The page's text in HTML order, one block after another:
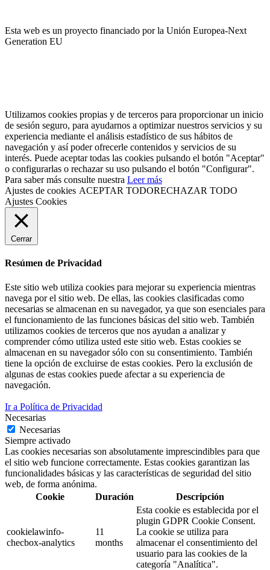
Esta web es un proyecto financiado por la Unión Europea-Next
Generation EU
Utilizamos cookies propias y de terceros para proporcionar un inicio
de sesión seguro, para ayudarnos a optimizar nuestros servicios y su
experiencia mediante el análisis estadístico de sus hábitos de
navegación y así poder ofrecerle contenidos y servicios de su
interés. Puede aceptar todas las cookies pulsando el botón "Aceptar"
o configurarlas o rechazar su uso pulsando el botón "Configurar".
Para saber más consulte nuestra Leer más
Ajustes de cookies ACEPTAR TODORECHAZAR TODO
Ajustes Cookies
Cerrar
Resúmen de Privacidad
Este sitio web utiliza cookies para mejorar su experiencia mientras
navega por el sitio web. De ellas, las cookies clasificadas como
necesarias se almacenan en su navegador, ya que son esenciales para
el funcionamiento de las funciones básicas del sitio web. También
utilizamos cookies de terceros que nos ayudan a analizar y
comprender cómo utiliza usted este sitio web. Estas cookies se
almacenan en su navegador sólo con su consentimiento. También
tiene la opción de excluirse de estas cookies. Pero la exclusión de
algunas de estas cookies puede afectar a su experiencia de
navegación.
Ir a Política de Privacidad
Necesarias
Necesarias
Siempre activado
Las cookies necesarias son absolutamente imprescindibles para que
el sitio web funcione correctamente. Estas cookies garantizan las
funcionalidades básicas y las características de seguridad del sitio
web, de forma anónima.
Cookie
Duración Descripción
cookielawinfo-
checbox-analytics
11
months
Esta cookie es establecida por el
plugin GDPR Cookie Consent.
La cookie se utiliza para
almacenar el consentimiento del
usuario para las cookies de la
categoría "Analítica".